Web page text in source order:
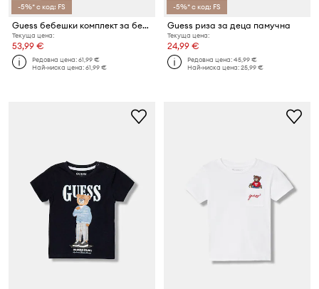
-5%* с код: FS
Guess бебешки комплект за бебе 2 броя
Текуща цена:
53,99 €
Редовна цена:61,99 €
Най-ниска цена:61,99 €
-5%* с код: FS
Guess риза за деца памучна
Текуща цена:
24,99 €
Редовна цена:45,99 €
Най-ниска цена:25,99 €